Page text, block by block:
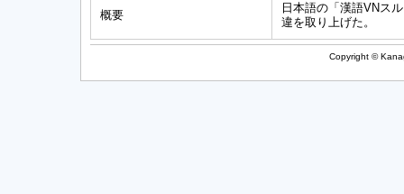
概要
日本語の「漢語VNス
違を取り上げた。
Copyright ©